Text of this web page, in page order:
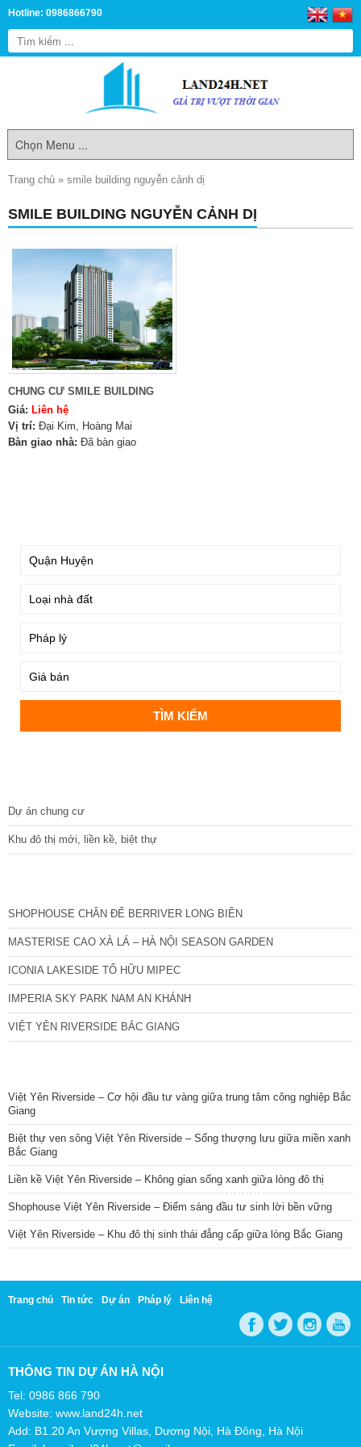
Hotline: 0986866790
Trang chủ » smile building nguyễn cảnh dị
SMILE BUILDING NGUYỄN CẢNH DỊ
CHUNG CƯ SMILE BUILDING
Giá: Liên hệ
Vị trí: Đại Kim, Hoàng Mai
Bàn giao nhà: Đã bàn giao
Dự án chung cư
Khu đô thị mới, liền kề, biệt thự
SHOPHOUSE CHÂN ĐẾ BERRIVER LONG BIÊN
MASTERISE CAO XÀ LÁ – HÀ NỘI SEASON GARDEN
ICONIA LAKESIDE TỐ HỮU MIPEC
IMPERIA SKY PARK NAM AN KHÁNH
VIỆT YÊN RIVERSIDE BẮC GIANG
Việt Yên Riverside – Cơ hội đầu tư vàng giữa trung tâm công nghiệp Bắc
Giang
Biệt thự ven sông Việt Yên Riverside – Sống thượng lưu giữa miền xanh
Bắc Giang
Liền kề Việt Yên Riverside – Không gian sống xanh giữa lòng đô thị
Shophouse Việt Yên Riverside – Điểm sáng đầu tư sinh lời bền vững
Việt Yên Riverside – Khu đô thị sinh thái đẳng cấp giữa lòng Bắc Giang
Trang chủ Tin tức Dự án Pháp lý Liên hệ
THÔNG TIN DỰ ÁN HÀ NỘI
Tel: 0986 866 790
Website: www.land24h.net
Add: B1.20 An Vượng Villas, Dương Nội, Hà Đông, Hà Nội